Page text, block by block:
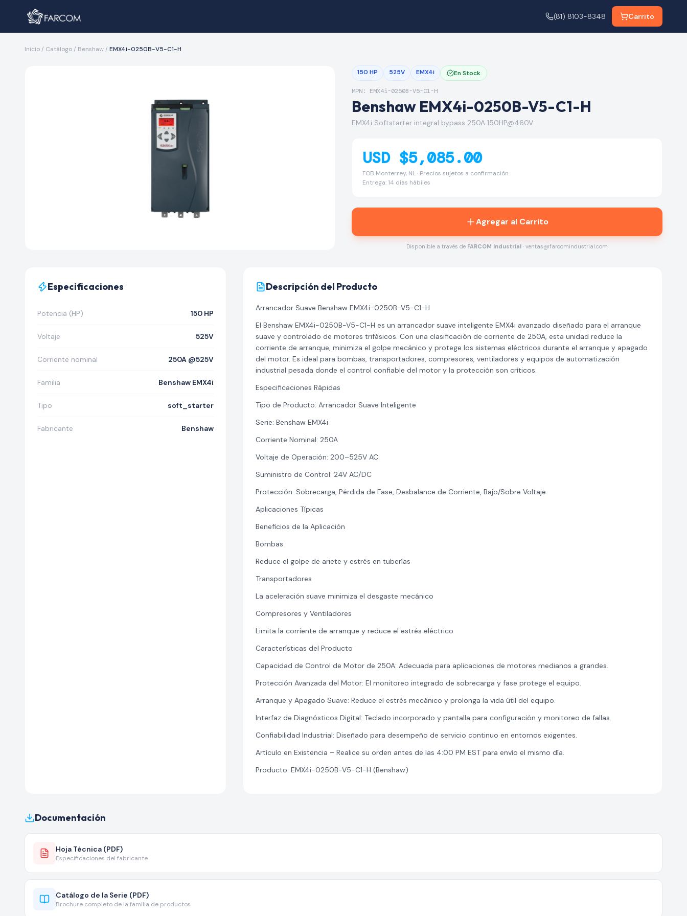
(81) 8103-8348 Carrito
Inicio / Catálogo / Benshaw / EMX4i-0250B-V5-C1-H
150 HP 525V EMX4i En Stock
MPN: EMX4i-0250B-V5-C1-H
Benshaw EMX4i-0250B-V5-C1-H
EMX4i Softstarter integral bypass 250A 150HP@460V
USD $5,085.00
FOB Monterrey, NL · Precios sujetos a confirmación
Entrega: 14 días hábiles
Agregar al Carrito
Disponible a través de FARCOM Industrial · ventas@farcomindustrial.com
Especificaciones
Potencia (HP) 150 HP
Voltaje 525V
Corriente nominal 250A @525V
Familia Benshaw EMX4i
Tipo soft_starter
Fabricante Benshaw
Descripción del Producto
Arrancador Suave Benshaw EMX4i-0250B-V5-C1-H
El Benshaw EMX4i-0250B-V5-C1-H es un arrancador suave inteligente EMX4i avanzado diseñado para el arranque
suave y controlado de motores trifásicos. Con una clasificación de corriente de 250A, esta unidad reduce la
corriente de arranque, minimiza el golpe mecánico y protege los sistemas eléctricos durante el arranque y apagado
del motor. Es ideal para bombas, transportadores, compresores, ventiladores y equipos de automatización
industrial pesada donde el control confiable del motor y la protección son críticos.
Especificaciones Rápidas
Tipo de Producto: Arrancador Suave Inteligente
Serie: Benshaw EMX4i
Corriente Nominal: 250A
Voltaje de Operación: 200–525V AC
Suministro de Control: 24V AC/DC
Protección: Sobrecarga, Pérdida de Fase, Desbalance de Corriente, Bajo/Sobre Voltaje
Aplicaciones Típicas
Beneficios de la Aplicación
Bombas
Reduce el golpe de ariete y estrés en tuberías
Transportadores
La aceleración suave minimiza el desgaste mecánico
Compresores y Ventiladores
Limita la corriente de arranque y reduce el estrés eléctrico
Características del Producto
Capacidad de Control de Motor de 250A: Adecuada para aplicaciones de motores medianos a grandes.
Protección Avanzada del Motor: El monitoreo integrado de sobrecarga y fase protege el equipo.
Arranque y Apagado Suave: Reduce el estrés mecánico y prolonga la vida útil del equipo.
Interfaz de Diagnósticos Digital: Teclado incorporado y pantalla para configuración y monitoreo de fallas.
Confiabilidad Industrial: Diseñado para desempeño de servicio continuo en entornos exigentes.
Artículo en Existencia – Realice su orden antes de las 4:00 PM EST para envío el mismo día.
Producto: EMX4i-0250B-V5-C1-H (Benshaw)
Documentación
Hoja Técnica (PDF)
Especificaciones del fabricante
Catálogo de la Serie (PDF)
Brochure completo de la familia de productos